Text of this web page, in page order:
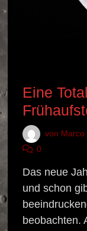
Eine
von Marco
0
Das neue
und schon
beobachten.